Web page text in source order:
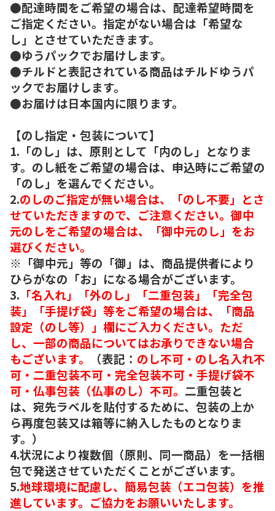
●配達時間をご希望の場合は、配達希望時間を
ご指定ください。指定がない場合は「希望な
し」とさせていただきます。
●ゆうパックでお届けします。
●チルドと表記されている商品はチルドゆうパ
ックでお届けします。
●お届けは日本国内に限ります。
【のし指定・包装について】
1.「のし」は、原則として「内のし」となりま
す。のし紙をご希望の場合は、申込時にご希望の
「のし」を選んでください。
2.のしのご指定が無い場合は、「のし不要」とさ
せていただきますので、ご注意ください。御中
元のしをご希望の場合は、「御中元のし」をお
選びください。
※「御中元」等の「御」は、商品提供者により
ひらがなの「お」になる場合がございます。
3. 「名入れ」「外のし」「二重包装」「完全包
装」「手提げ袋」等をご希望の場合は、「商品
設定（のし等）」欄にご入力ください。ただ
し、一部の商品についてはお承りできない場合
もございます。
（表記： のし不可・のし名入れ不
可・二重包装不可・完全包装不可・手提げ袋不
可・仏事包装（仏事のし）不可。 二重包装と
は、宛先ラベルを貼付するために、包装の上か
ら再度包装又は箱等に納入したものとなりま
す。）
4.状況により複数個（原則、同一商品）を一括梱
包で発送させていただくことがございます。
5.地球環境に配慮し、簡易包装（エコ包装）を推
進しています。ご協力をお願いいたします。